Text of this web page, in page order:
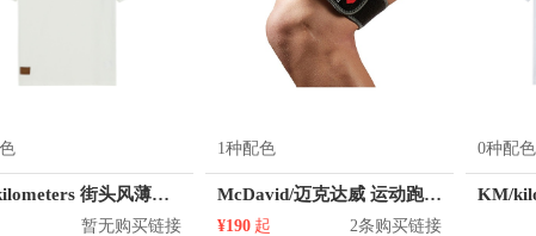
KM/kilometers 街头风薄款印花短袖T恤 男女同款 M2X2108248
暂无购买链接
1种配色
McDavid/迈克达威 运动跑步骼胫束绑带
¥190 起 2条购买链接
0种配色